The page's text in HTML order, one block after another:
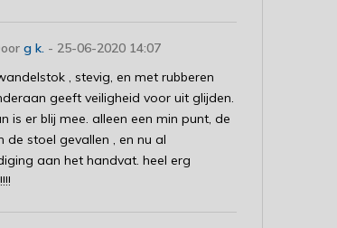
g k. - 25-06-2020 14:07
, stevig, en met rubberen
geeft veiligheid voor uit glijden.
is er blij mee. alleen een min punt, de
de stoel gevallen , en nu al
aan het handvat. heel erg